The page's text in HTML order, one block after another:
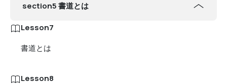
section5 書道とは
Lesson7
書道とは
Lesson8